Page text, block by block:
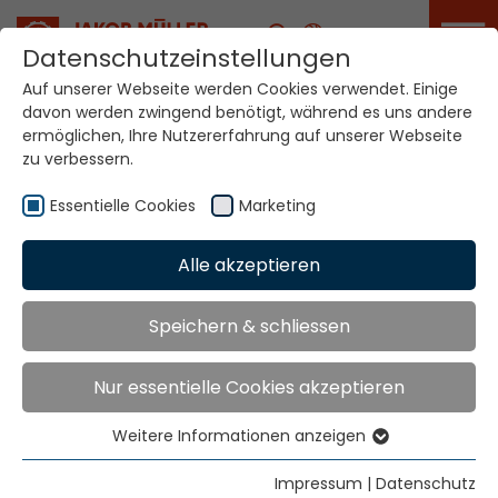
Karriere
Ihre Welt. Unsere
Technologien.
Home Türkei
Global Presence
Bilol Tekstil Servis
Ltd. Sti.
Şenlik Mahallesi
Servis olması
durumunda:
MC Dar Teknik
Mr. Murat Celik
Datenschutzeinstellungen
Auf unserer Webseite werden Cookies verwendet. Einige
davon werden zwingend benötigt, während es uns andere
ermöglichen, Ihre Nutzererfahrung auf unserer Webseite
zu verbessern.
Essentielle Cookies Marketing
Alle akzeptieren
Speichern & schliessen
Nur essentielle Cookies akzeptieren
Essentielle Cookies
Essentielle Cookies werden für grundlegende
Weitere Informationen anzeigen
Impressum | Datenschutz